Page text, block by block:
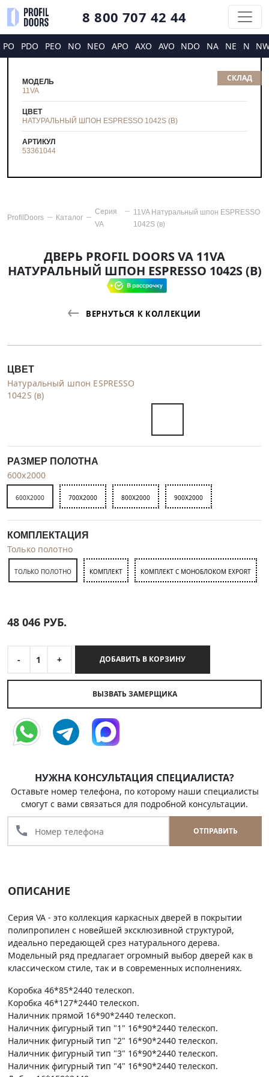
8 800 707 42 44
PO PDO PEO NO NEO APO AXO AVO NDO NA NE N
СКЛАД
МОДЕЛЬ
11VA
ЦВЕТ
НАТУРАЛЬНЫЙ ШПОН ESPRESSO 1042S (В)
АРТИКУЛ
53361044
ProfilDoors Каталог
Серия
VA
11VA Натуральный шпон ESPRESSO
1042S (в)
ДВЕРЬ PROFIL DOORS VA 11VA
НАТУРАЛЬНЫЙ ШПОН ESPRESSO 1042S (В)
ВЕРНУТЬСЯ К КОЛЛЕКЦИИ
ЦВЕТ
Натуральный шпон ESPRESSO
1042S (в)
РАЗМЕР ПОЛОТНА
600x2000
600X2000 700X2000 800X2000 900X2000
КОМПЛЕКТАЦИЯ
Только полотно
ТОЛЬКО ПОЛОТНО КОМПЛЕКТ КОМПЛЕКТ С МОНОБЛОКОМ EXPORT
48 046 РУБ.
- 1 + ДОБАВИТЬ В КОРЗИНУ
ВЫЗВАТЬ ЗАМЕРЩИКА
НУЖНА КОНСУЛЬТАЦИЯ СПЕЦИАЛИСТА?
Оставьте номер телефона, по которому наши специалисты
смогут с вами связаться для подробной консультации.
call ОТПРАВИТЬ
ОПИСАНИЕ
Серия VA - это коллекция каркасных дверей в покрытии
полипропилен с новейшей эксклюзивной структурой,
идеально передающей срез натурального дерева.
Модельный ряд предлагает огромный выбор дверей как в
классическом стиле, так и в современных исполнениях.
Коробка 46*85*2440 телескоп.
Коробка 46*127*2440 телескоп.
Наличник прямой 16*90*2440 телескоп.
Наличник фигурный тип "1" 16*90*2440 телескоп.
Наличник фигурный тип "2" 16*90*2440 телескоп.
Наличник фигурный тип "3" 16*90*2440 телескоп.
Наличник фигурный тип "4" 16*90*2440 телескоп.